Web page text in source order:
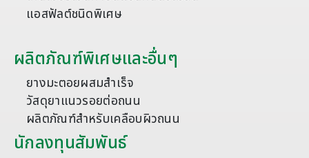
แอสฟัลต์ชนิดพิเศษ
ผลิตภัณฑ์พิเศษและอื่นๆ
ยางมะตอยผสมสำเร็จ
วัสดุยาแนวรอยต่อถนน
ผลิตภัณฑ์สำหรับเคลือบผิวถนน
นักลงทุนสัมพันธ์